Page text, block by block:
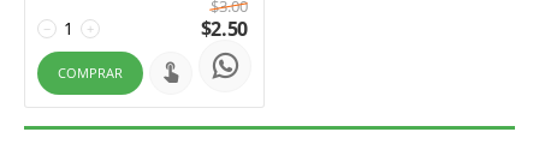
+
−
$3.00
$2.50
COMPRAR